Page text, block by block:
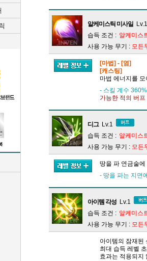
알케미스틱 미사일 Lv.1
습득 조건 : 알케미스
사용 가능 무기 : 모든
[마법] - [염]
[캐스팅]
마법 에너지를
- 스킬 계수
가능한 적의 버
디그 Lv.1
습득 조건 : 알케미스
사용 가능 무기 : 모든
땅을 파 연금술
- 땅을 파는 지면
아이템 각성 Lv.1
습득 조건 : 알케미스
사용 가능 무기 : 모든
아이템의 잠재된
최대 습득 레벨
효과는 적용되지